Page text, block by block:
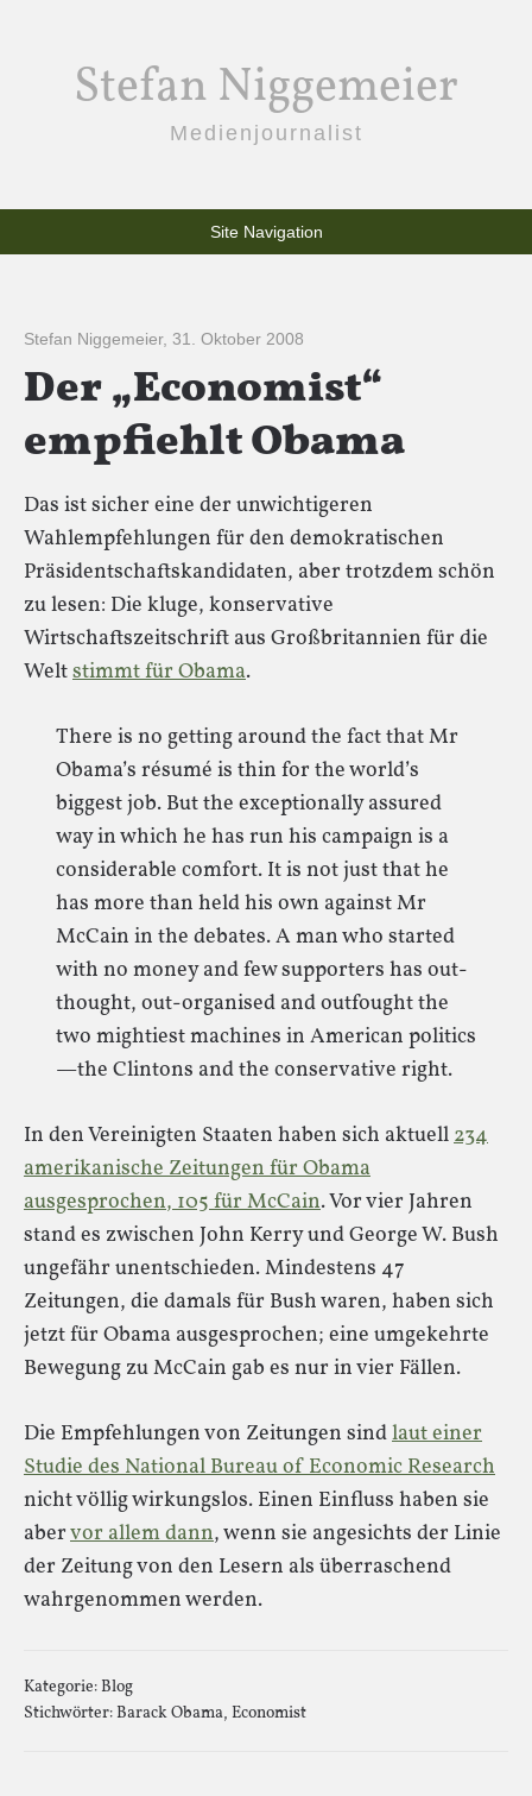
Stefan Niggemeier
Medienjournalist
Site Navigation
Stefan Niggemeier, 31. Oktober 2008
Der „Economist“
empfiehlt Obama
Das ist sicher eine der unwichtigeren
Wahlempfehlungen für den demokratischen
Präsidentschaftskandidaten, aber trotzdem schön
zu lesen: Die kluge, konservative
Wirtschaftszeitschrift aus Großbritannien für die
Weltstimmt für Obama.
There is no getting around the fact that Mr
Obama’s résumé is thin for the world’s
biggest job. But the exceptionally assured
way in which he has run his campaign is a
considerable comfort. It is not just that he
has more than held his own against Mr
McCain in the debates. A man who started
with no money and few supporters has out-
thought, out-organised and outfought the
two mightiest machines in American politics
—the Clintons and the conservative right.
In den Vereinigten Staaten haben sich aktuell234
amerikanische Zeitungen für Obama
ausgesprochen, 105 für McCain. Vor vier Jahren
stand es zwischen John Kerry und George W. Bush
ungefähr unentschieden. Mindestens 47
Zeitungen, die damals für Bush waren, haben sich
jetzt für Obama ausgesprochen; eine umgekehrte
Bewegung zu McCain gab es nur in vier Fällen.
Die Empfehlungen von Zeitungen sindlaut einer
Studie des National Bureau of Economic Research
nicht völlig wirkungslos. Einen Einfluss haben sie
abervor allem dann, wenn sie angesichts der Linie
der Zeitung von den Lesern als überraschend
wahrgenommen werden.
Kategorie:Blog
Stichwörter:Barack Obama, Economist